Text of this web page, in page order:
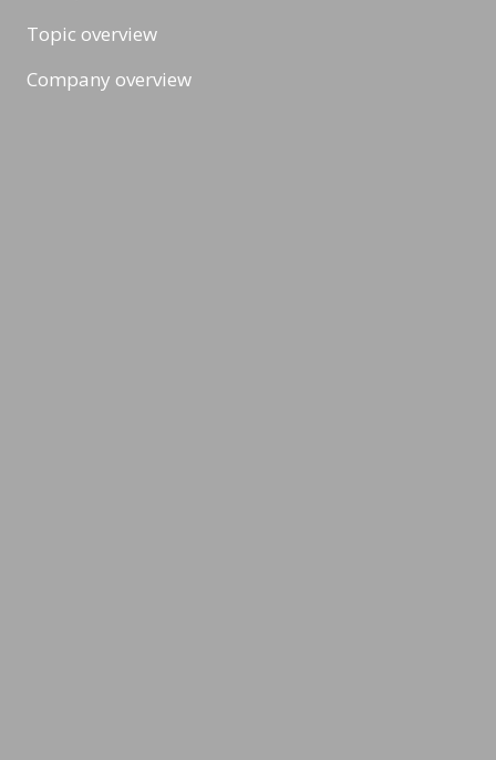
Topic overview
Company overview